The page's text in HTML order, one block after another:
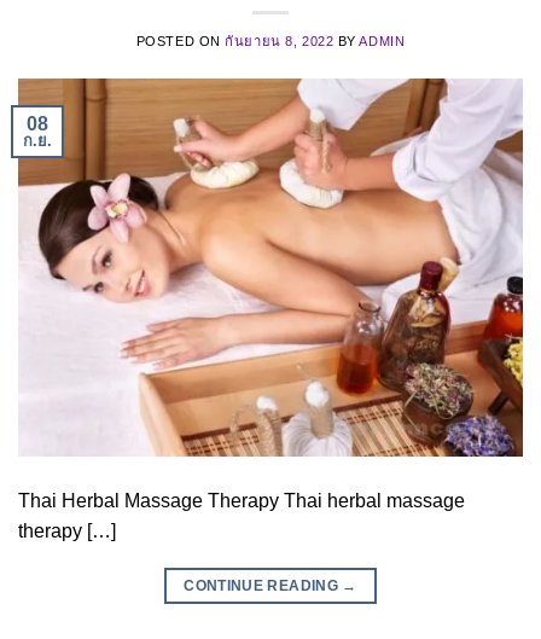
POSTED ON กันยายน 8, 2022 BYADMIN
08
ก.ย.
Thai Herbal Massage Therapy Thai herbal massage
therapy […]
CONTINUE READING →